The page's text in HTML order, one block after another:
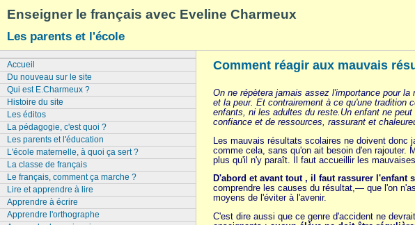
Enseigner le français avec Eveline Charmeux
Les parents et l'école
Comment réagir aux mauvais
On ne répètera jamais assez l'importance pour
et la peur. Et contrairement à ce qu'une tradition
enfants, ni les adultes du reste.Un enfant ne
confiance et de ressources, rassurant et
Les mauvais résultats scolaires ne doivent donc
comme cela, sans qu'on ait besoin d'en rajouter.
plus qu'il n'y paraît. Il faut accueillir les
D'abord et avant tout , il faut rassurer l'enfant
comprendre les causes du résultat,— que l'on
moyens de l'éviter à l'avenir.
C'est dire aussi que ce genre d'accident ne
Accueil
Du nouveau sur le site
Qui est E.Charmeux ?
Histoire du site
Les éditos
La pédagogie, c'est quoi ?
Les parents et l'éducation
L'école maternelle, à quoi ça sert ?
La classe de français
Le français, comment ça marche ?
Lire et apprendre à lire
Apprendre à écrire
Apprendre l'orthographe